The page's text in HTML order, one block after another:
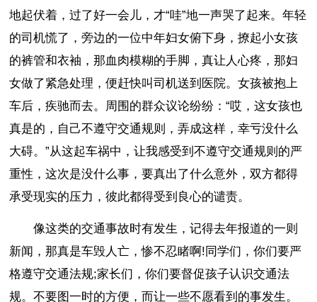
地起伏着，过了好一会儿，才“哇”地一声哭了起来。年轻
的司机慌了，旁边的一位中年妇女俯下身，撩起小女孩
的裤管和衣袖，那血肉模糊的手脚，真让人心疼，那妇
女做了紧急处理，便赶快叫司机送到医院。女孩被抱上
车后，疾驰而去。周围的群众议论纷纷：“哎，这女孩也
真是的，自己不遵守交通规则，弄成这样，幸亏没什么
大碍。”从这起车祸中，让我感受到不遵守交通规则的严
重性，这次是没什么事，要真出了什么意外，双方都得
承受现实的压力，彼此都得受到良心的谴责。
像这类的交通事故时有发生，记得去年报道的一则
新闻，那真是车毁人亡，惨不忍睹啊!同学们，你们要严
格遵守交通法规;家长们，你们要督促孩子认识交通法
规。不要图一时的方便，而让一些不愿看到的事发生。